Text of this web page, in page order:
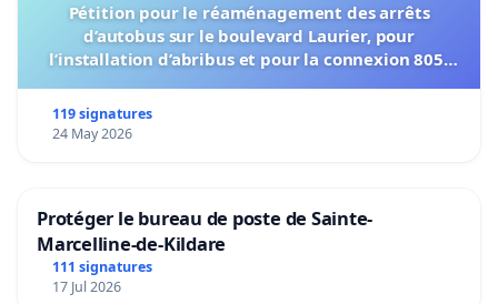
Pétition pour le réaménagement des arrêts
d’autobus sur le boulevard Laurier, pour
l’installation d’abribus et pour la connexion 805-
119 signatures
24 May 2026
Protéger le bureau de poste de Sainte-
Marcelline-de-Kildare
111 signatures
17 Jul 2026